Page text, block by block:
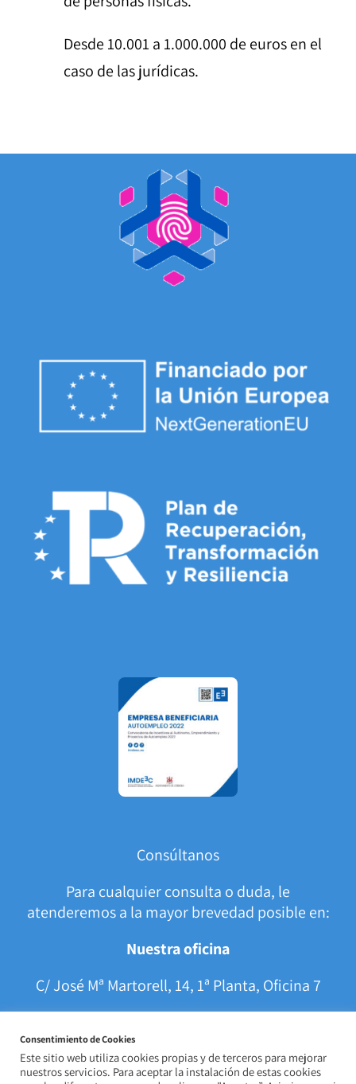
Desde 10.001 a 1.000.000 de euros en el
caso de las jurídicas.
Consúltanos
Para cualquier consulta o duda, le
atenderemos a la mayor brevedad posible en:
Nuestra oficina
C/ José Mª Martorell, 14, 1ª Planta, Oficina 7
957 84 33 67 | 605 91 90 75
Consentimiento de Cookies
Este sitio web utiliza cookies propias y de terceros para mejorar
nuestros servicios. Para aceptar la instalación de estas cookies